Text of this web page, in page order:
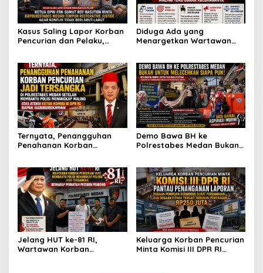
Kasus Saling Lapor Korban
Pencurian dan Pelaku,
Kapolrestabes Medan
Tempuh Restorative Justice
agar Konflik Tak Berlarut-
larut
Diduga Ada yang
Menargetkan Wartawan
Membantu Polisi
Menangkap Maling di Toko
Usaha Keluarganya
Ternyata, Penangguhan
Penahanan Korban
Setelah Membantu Polisi
Menangkap Maling Atas
Atensi Ketua Komisi III DPR
RI Bapak Habiburokhman
Demo Bawa BH ke
Polrestabes Medan Bukan
dan Rasa Kecewa
Lambatnya Penanganan
Pekara di Polrestabes
Medan
Jelang HUT ke-81 RI,
Wartawan Korban
Keluarga Korban Pencurian
Minta Komisi III DPR RI